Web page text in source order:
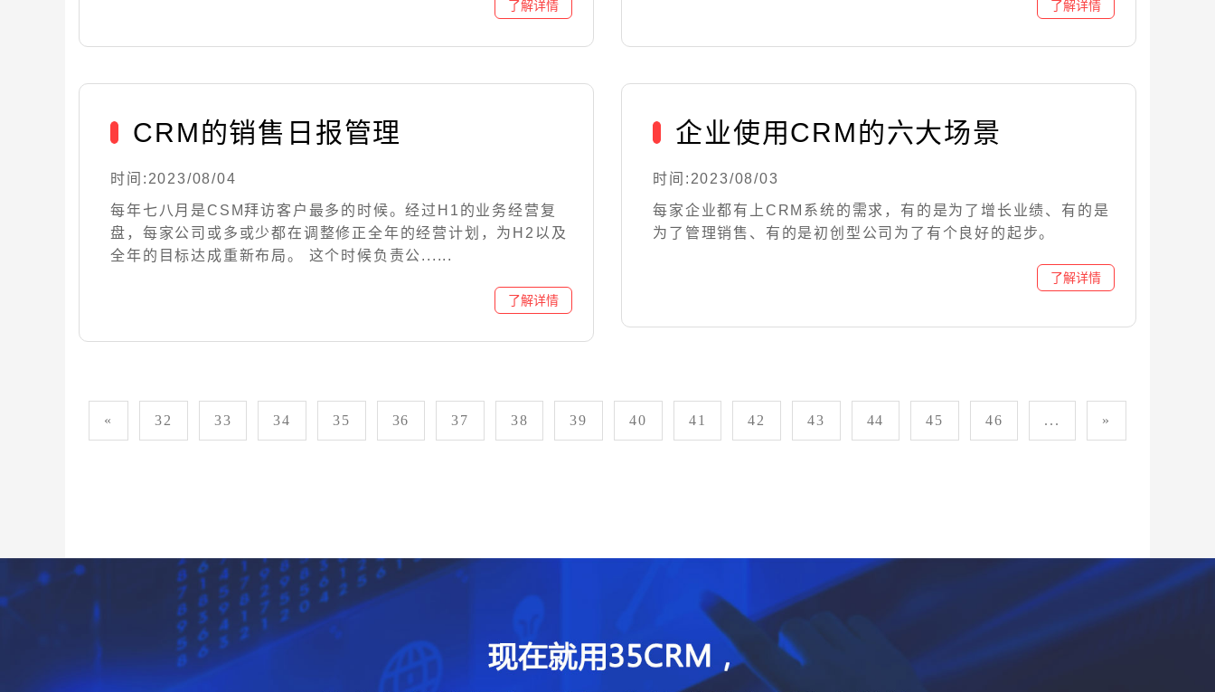
CRM的销售日报管理
时间:2023/08/04
每年七八月是CSM拜访客户最多的时候。经过H1的业务经营复
盘，每家公司或多或少都在调整修正全年的经营计划，为H2以及
全年的目标达成重新布局。 这个时候负责公......
企业使用CRM的六大场景
时间:2023/08/03
每家企业都有上CRM系统的需求，有的是为了增长业绩、有的是
为了管理销售、有的是初创型公司为了有个良好的起步。
« 32 33 34 35 36 37 38 39 40 41 42 43 44 45 46 ... »